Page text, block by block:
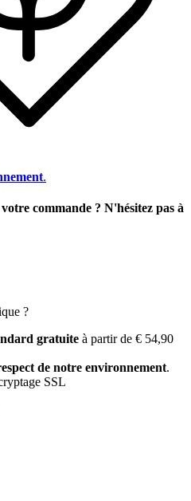
.
commande ? N'hésitez pas à
?
gratuite à partir de € 54,90
de notre environnement.
SSL